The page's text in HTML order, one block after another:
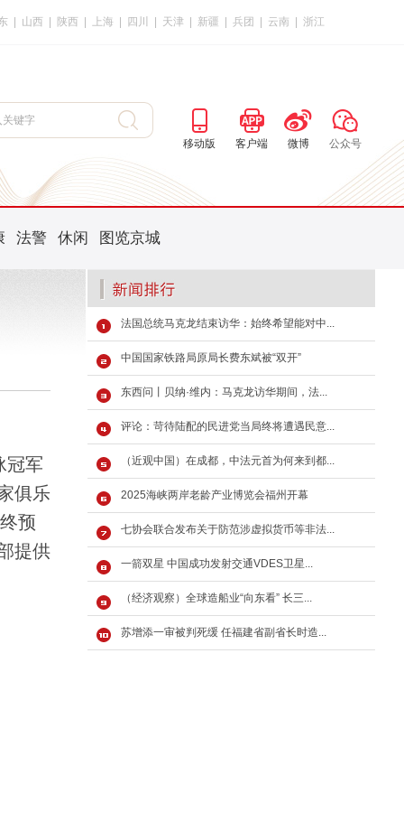
山西 陕西 上海 四川 天津 新疆 兵团 云南 浙江
移动版 客户端 微博 公众号
法警 休闲 图览京城
冠军
俱乐
预
提供
法国总统马克龙结束访华：始终希望能对中...
中国国家铁路局原局长费东斌被“双开”
东西问丨贝纳·维内：马克龙访华期间，法...
评论：苛待陆配的民进党当局终将遭遇民意...
（近观中国）在成都，中法元首为何来到都...
2025海峡两岸老龄产业博览会福州开幕
七协会联合发布关于防范涉虚拟货币等非法...
一箭双星 中国成功发射交通VDES卫星...
（经济观察）全球造船业“向东看” 长三...
苏增添一审被判死缓 任福建省副省长时造...